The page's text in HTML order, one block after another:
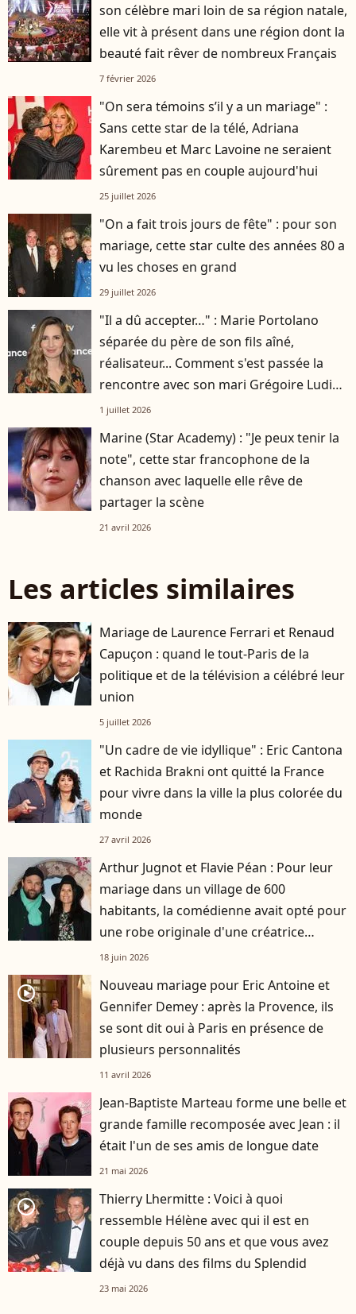
son célèbre mari loin de sa région natale,
elle vit à présent dans une région dont la
beauté fait rêver de nombreux Français
7 février 2026
"On sera témoins s’il y a un mariage" :
Sans cette star de la télé, Adriana
Karembeu et Marc Lavoine ne seraient
sûrement pas en couple aujourd'hui
25 juillet 2026
"On a fait trois jours de fête" : pour son
mariage, cette star culte des années 80 a
vu les choses en grand
29 juillet 2026
"Il a dû accepter…" : Marie Portolano
séparée du père de son fils aîné,
réalisateur... Comment s'est passée la
rencontre avec son mari Grégoire Ludig
?1 juillet 2026
Marine (Star Academy) : "Je peux tenir la
note", cette star francophone de la
chanson avec laquelle elle rêve de
partager la scène
21 avril 2026
Les articles similaires
Mariage de Laurence Ferrari et Renaud
Capuçon : quand le tout-Paris de la
politique et de la télévision a célébré leur
union
5 juillet 2026
"Un cadre de vie idyllique" : Eric Cantona
et Rachida Brakni ont quitté la France
pour vivre dans la ville la plus colorée du
monde
27 avril 2026
Arthur Jugnot et Flavie Péan : Pour leur
mariage dans un village de 600
habitants, la comédienne avait opté pour
une robe originale d'une créatrice
française
18 juin 2026
player2
Nouveau mariage pour Eric Antoine et
Gennifer Demey : après la Provence, ils
se sont dit oui à Paris en présence de
plusieurs personnalités
11 avril 2026
Jean-Baptiste Marteau forme une belle et
grande famille recomposée avec Jean : il
était l'un de ses amis de longue date
21 mai 2026
player2
Thierry Lhermitte : Voici à quoi
ressemble Hélène avec qui il est en
couple depuis 50 ans et que vous avez
déjà vu dans des films du Splendid
23 mai 2026